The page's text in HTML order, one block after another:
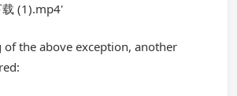
(1).mp4'
the above exception, another